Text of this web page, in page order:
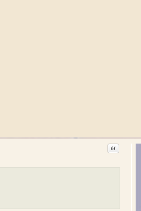
Citation